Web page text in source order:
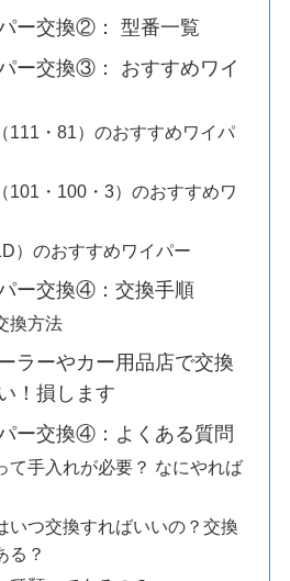
ー交換②： 型番一覧
ー交換③： おすすめワイ
111・81）のおすすめワイパ
101・100・3）のおすすめワ
）のおすすめワイパー
ー交換④：交換手順
換方法
ラーやカー用品店で交換
！損します
ー交換④：よくある質問
て手入れが必要？ なにやれば
いつ交換すればいいの？交換
る？